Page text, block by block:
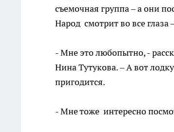
съемочная группа – а они
Народ смотрит во все глаза
- Мне это любопытно, -
Нина Тутукова. – А вот
пригодится.
- Мне тоже интересно